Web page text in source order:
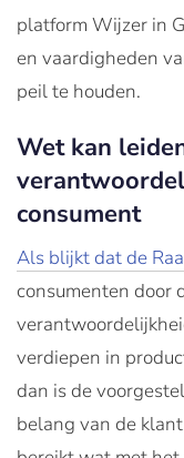
platform Wijzer in
en vaardigheden
peil te houden.
Wet kan
consument
Als blijkt dat de
consumenten door
verdiepen in
dan is de
belang van de